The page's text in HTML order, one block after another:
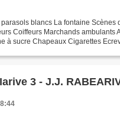
blancs La fontaine Scènes
Coiffeurs Marchands ambulants
à sucre Chapeaux Cigarettes
3 - J.J.